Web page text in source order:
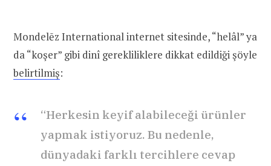
Mondelēz International internet sitesinde, “helâl” ya
da “koşer” gibi dinî gerekliliklere dikkat edildiği şöyle
belirtilmiş:
“Herkesin keyif alabileceği ürünler
yapmak istiyoruz. Bu nedenle,
dünyadaki farklı tercihlere cevap